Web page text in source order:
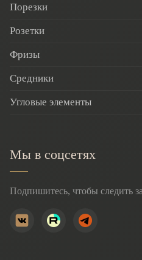
Порезки
Розетки
Фризы
Средники
Угловые элементы
Мы в соцсетях
Подпишитесь, чтобы следить